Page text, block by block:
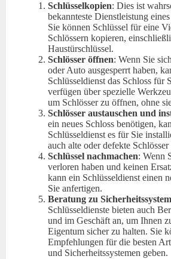
Schlüsselkopien: Dies ist
bekannteste Dienstleistung
Sie können Schlüssel für eine
Schlössern kopieren,
Haustürschlüssel.
Schlösser öffnen: Wenn Sie
oder Auto ausgesperrt haben,
Schlüsseldienst das Schloss für
verfügen über spezielle
um Schlösser zu öffnen, ohne
Schlösser austauschen und
ein neues Schloss benötigen,
Schlüsseldienst es für Sie
auch alte oder defekte Schlösser
Schlüssel nachmachen: Wenn
verloren haben und keinen
kann ein Schlüsseldienst einen
Sie anfertigen.
Beratung zu
Schlüsseldienste bieten auch
und im Geschäft an, um Ihnen
Eigentum sicher zu halten. Sie
Empfehlungen für die besten
und Sicherheitssystemen geben.